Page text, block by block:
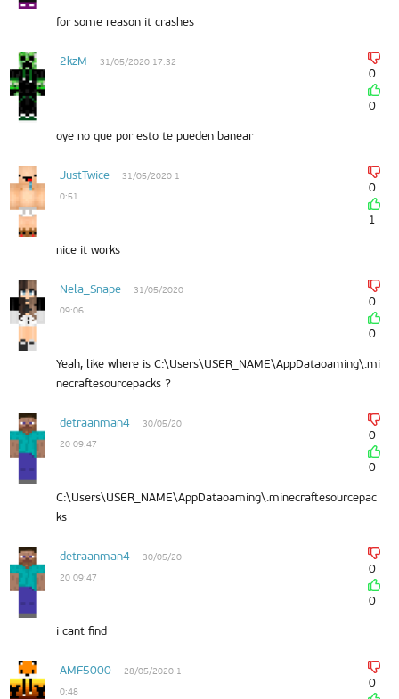
for some reason it crashes
2kzM 31/05/2020 17:32
0
0
oye no que por esto te pueden banear
JustTwice
31/05/2020 1
0:51
0
1
nice it works
Nela_Snape
31/05/2020
09:06
0
0
Yeah, like where is C:\Users\USER_NAME\AppDataoaming\.mi
necraftesourcepacks ?
detraanman4
30/05/20
20 09:47
0
0
C:\Users\USER_NAME\AppDataoaming\.minecraftesourcepac
ks
detraanman4
30/05/20
20 09:47
0
0
i cant find
AMF5000
28/05/2020 1
0:48
0